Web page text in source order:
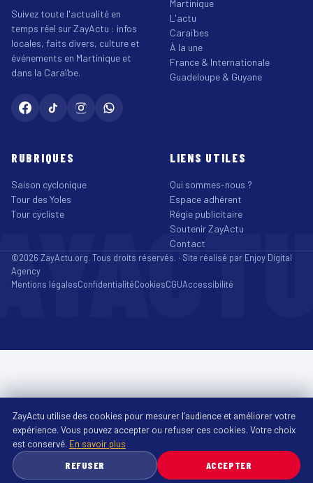
Suivez toute l'actualité en
temps réel sur ZayActu : infos
locales, faits divers, culture et
événements en Martinique et
dans la Caraïbe.
Martinique
L'actu
Caraïbes
À la une
France & Internationale
Guadeloupe & Guyane
RUBRIQUES
Saison cyclonique
Tour des Yoles
Tour cycliste
LIENS UTILES
Qui sommes-nous ?
Espace adhérent
Régie publicitaire
Soutenir ZayActu
Contact
©2026 ZayActu.org. Tous droits réservés. · Site réalisé par Enjoy Digital
Agency
Mentions légalesConfidentialitéCookiesCGUAccessibilité
ZayActu utilise des cookies pour mesurer l’audience et améliorer votre
expérience. Vous pouvez accepter ou refuser ces cookies. Votre choix
est conservé. En savoir plus
REFUSER
ACCEPTER